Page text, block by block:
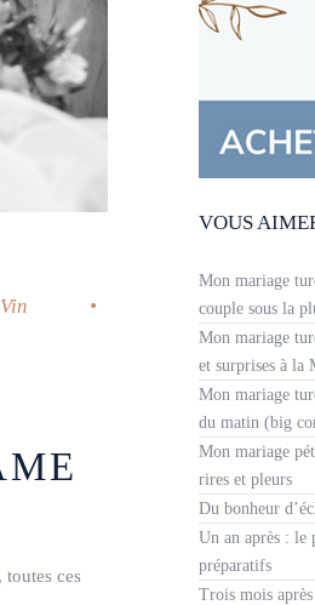
Vin
ces
VOUS
Mon mariage
couple sous la
Mon mariage
et surprises à la
Mon mariage
du matin (big
Mon mariage
rires et pleurs
Du bonheur
Un an après : le
préparatifs
Trois mois